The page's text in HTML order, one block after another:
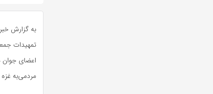
به گزارش
اعضای جوان
مردمی‌به